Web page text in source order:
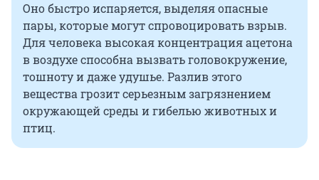
Оно быстро испаряется, выделяя опасные
пары, которые могут спровоцировать взрыв.
Для человека высокая концентрация ацетона
в воздухе способна вызвать головокружение,
тошноту и даже удушье. Разлив этого
вещества грозит серьезным загрязнением
окружающей среды и гибелью животных и
птиц.